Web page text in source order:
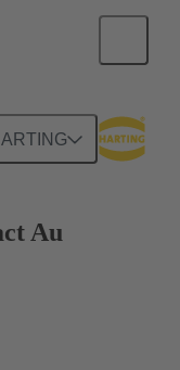
Au